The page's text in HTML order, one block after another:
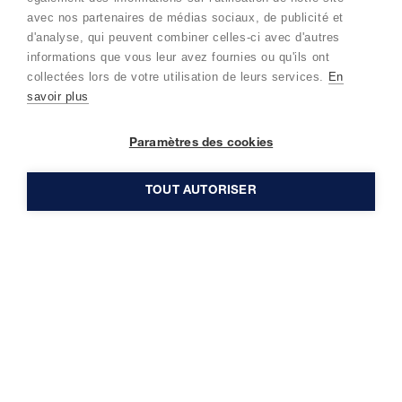
Numéros d'urgence
Nos bureaux
DEMANDEZ UN DEVIS
avec nos partenaires de médias sociaux, de publicité et
d'analyse, qui peuvent combiner celles-ci avec d'autres
informations que vous leur avez fournies ou qu'ils ont
collectées lors de votre utilisation de leurs services. En
savoir plus
Paramètres des cookies
TOUT AUTORISER